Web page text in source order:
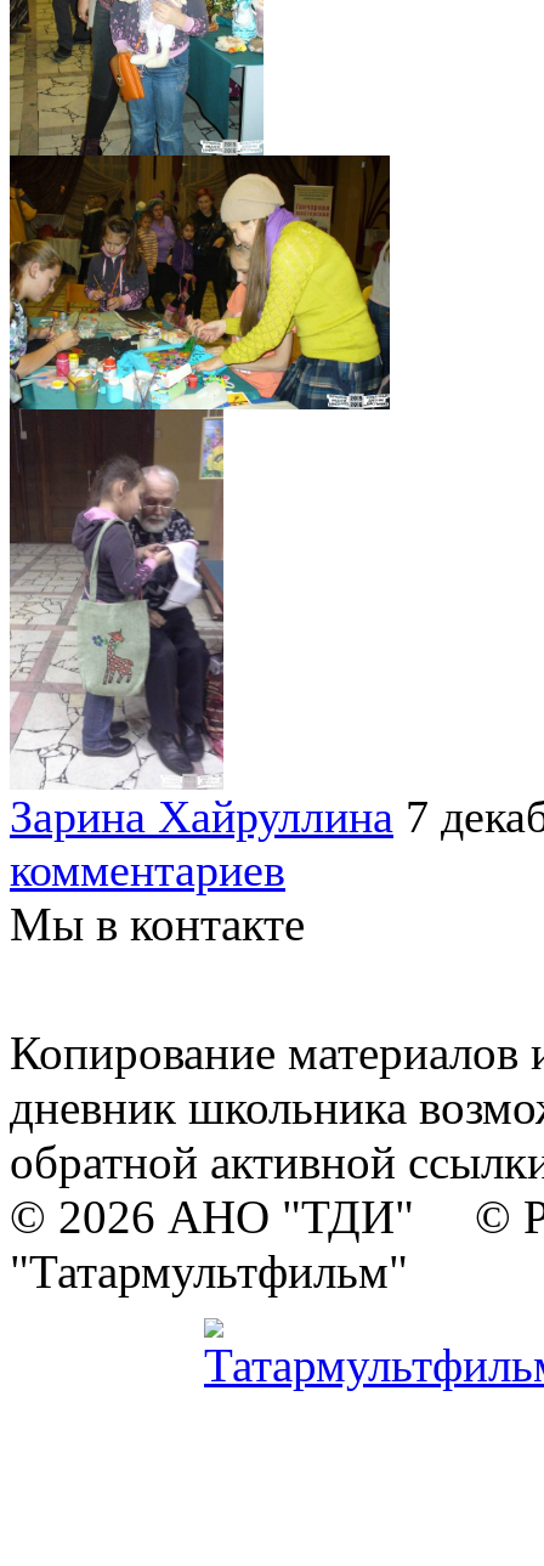
Зарина Хайруллина 7
комментариев
Мы в контакте
Копирование материалов
дневник школьника
обратной активной
© 2026 АНО "ТДИ" ©
"Татармультфильм"